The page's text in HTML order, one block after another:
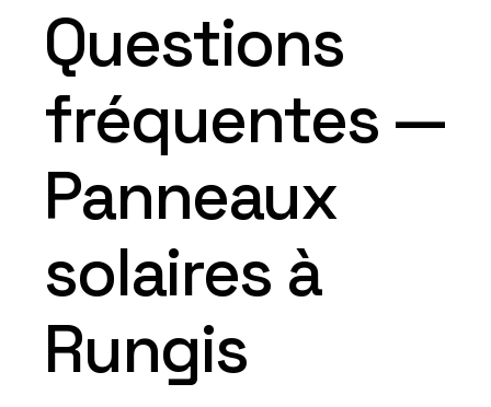
Questions
fréquentes —
Panneaux
solaires à
Rungis